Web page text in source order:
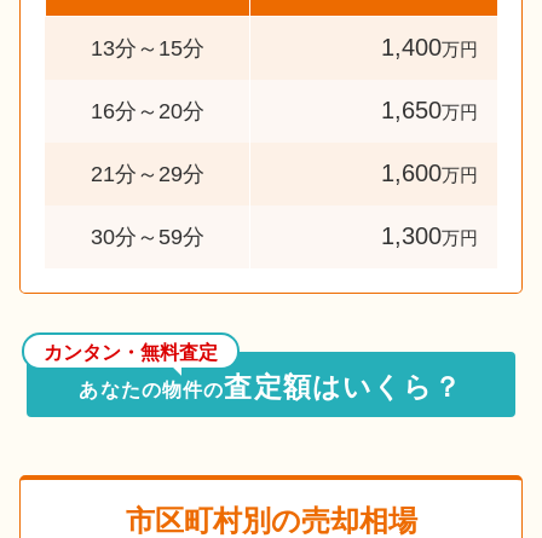
13分～15分 1,400万円
16分～20分 1,650万円
21分～29分 1,600万円
30分～59分 1,300万円
カンタン・無料査定
あなたの物件の査定額はいくら？
市区町村別の売却相場